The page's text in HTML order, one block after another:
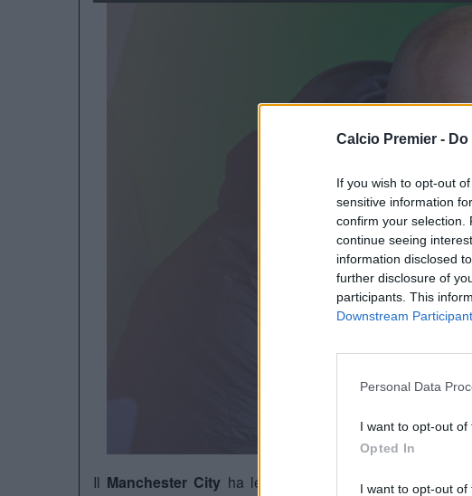
Calcio Premier -
If you wish to opt-out
sensitive information
confirm your selection.
continue seeing
information disclosed
further disclosure of
participants. This
Downstream
Personal Data
I want to opt-out of
Opted In
I want to opt-out of
Il Manchester City ha le idee chiare, sarà Enzo